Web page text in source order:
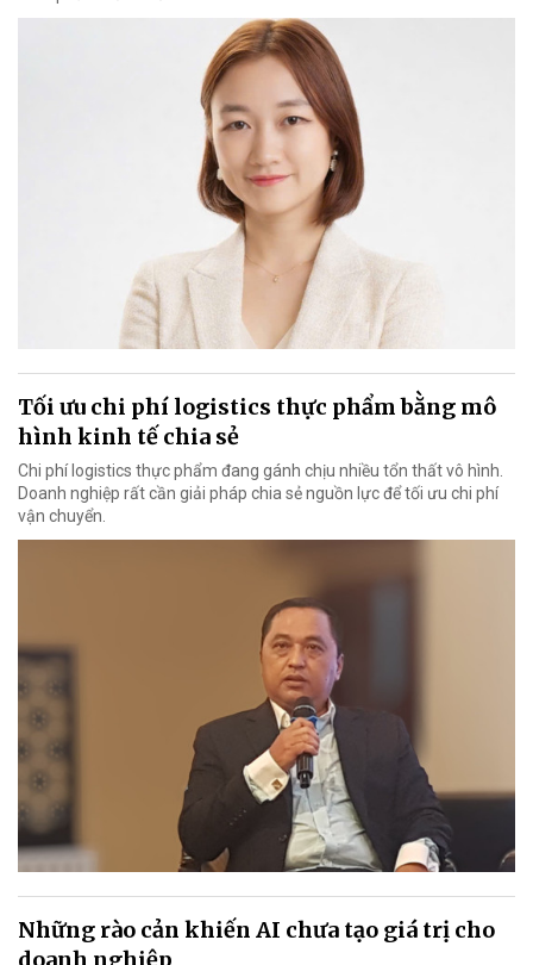
Tối ưu chi phí logistics thực phẩm bằng mô
hình kinh tế chia sẻ
Chi phí logistics thực phẩm đang gánh chịu nhiều tổn thất vô hình.
Doanh nghiệp rất cần giải pháp chia sẻ nguồn lực để tối ưu chi phí
vận chuyển.
Những rào cản khiến AI chưa tạo giá trị cho